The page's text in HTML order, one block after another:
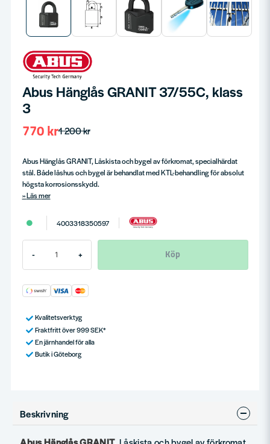
Abus Hänglås GRANIT 37/55C, klass
3
1 200 kr
770 kr
Abus Hänglås GRANIT, Låskista och bygel av förkromat, specialhärdat
stål. Både låshus och bygel är behandlat med KTL-behandling för absolut
högsta korrosionsskydd.
Läs mer
4003318350597
- + Köp
Kvalitetsverktyg
Fraktfritt över 999 SEK*
En järnhandel för alla
Butik i Göteborg
Beskrivning